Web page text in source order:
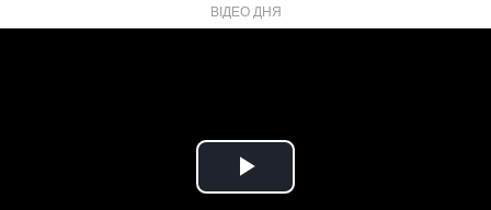
ВІДЕО ДНЯ
Play